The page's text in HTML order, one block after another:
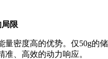
限
量密度高的优势。仅50g的
、高效的动力响应。